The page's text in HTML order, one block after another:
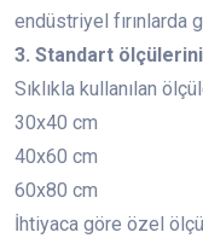
endüstriyel fırınlarda
3. Standart
Sıklıkla kullanılan
30x40 cm
40x60 cm
60x80 cm
İhtiyaca göre özel